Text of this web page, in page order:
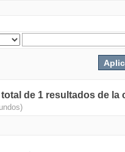
de 1 resultados de